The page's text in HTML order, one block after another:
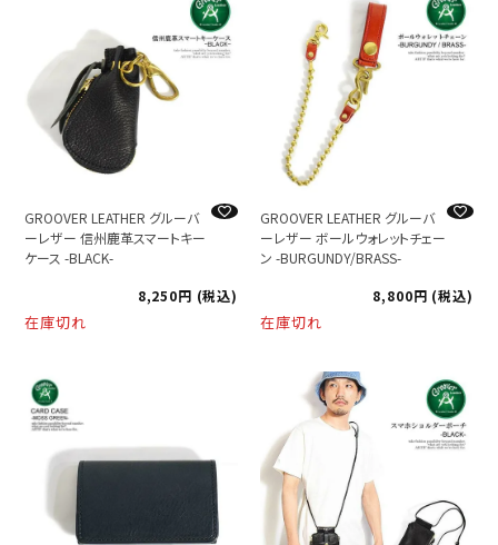
GROOVER LEATHER グルーバ
ーレザー 信州鹿革スマートキー
ケース -BLACK-
8,250
税込
在庫切れ
GROOVER LEATHER グルーバ
ーレザー ボールウォレットチェー
ン -BURGUNDY/BRASS-
8,800
税込
在庫切れ